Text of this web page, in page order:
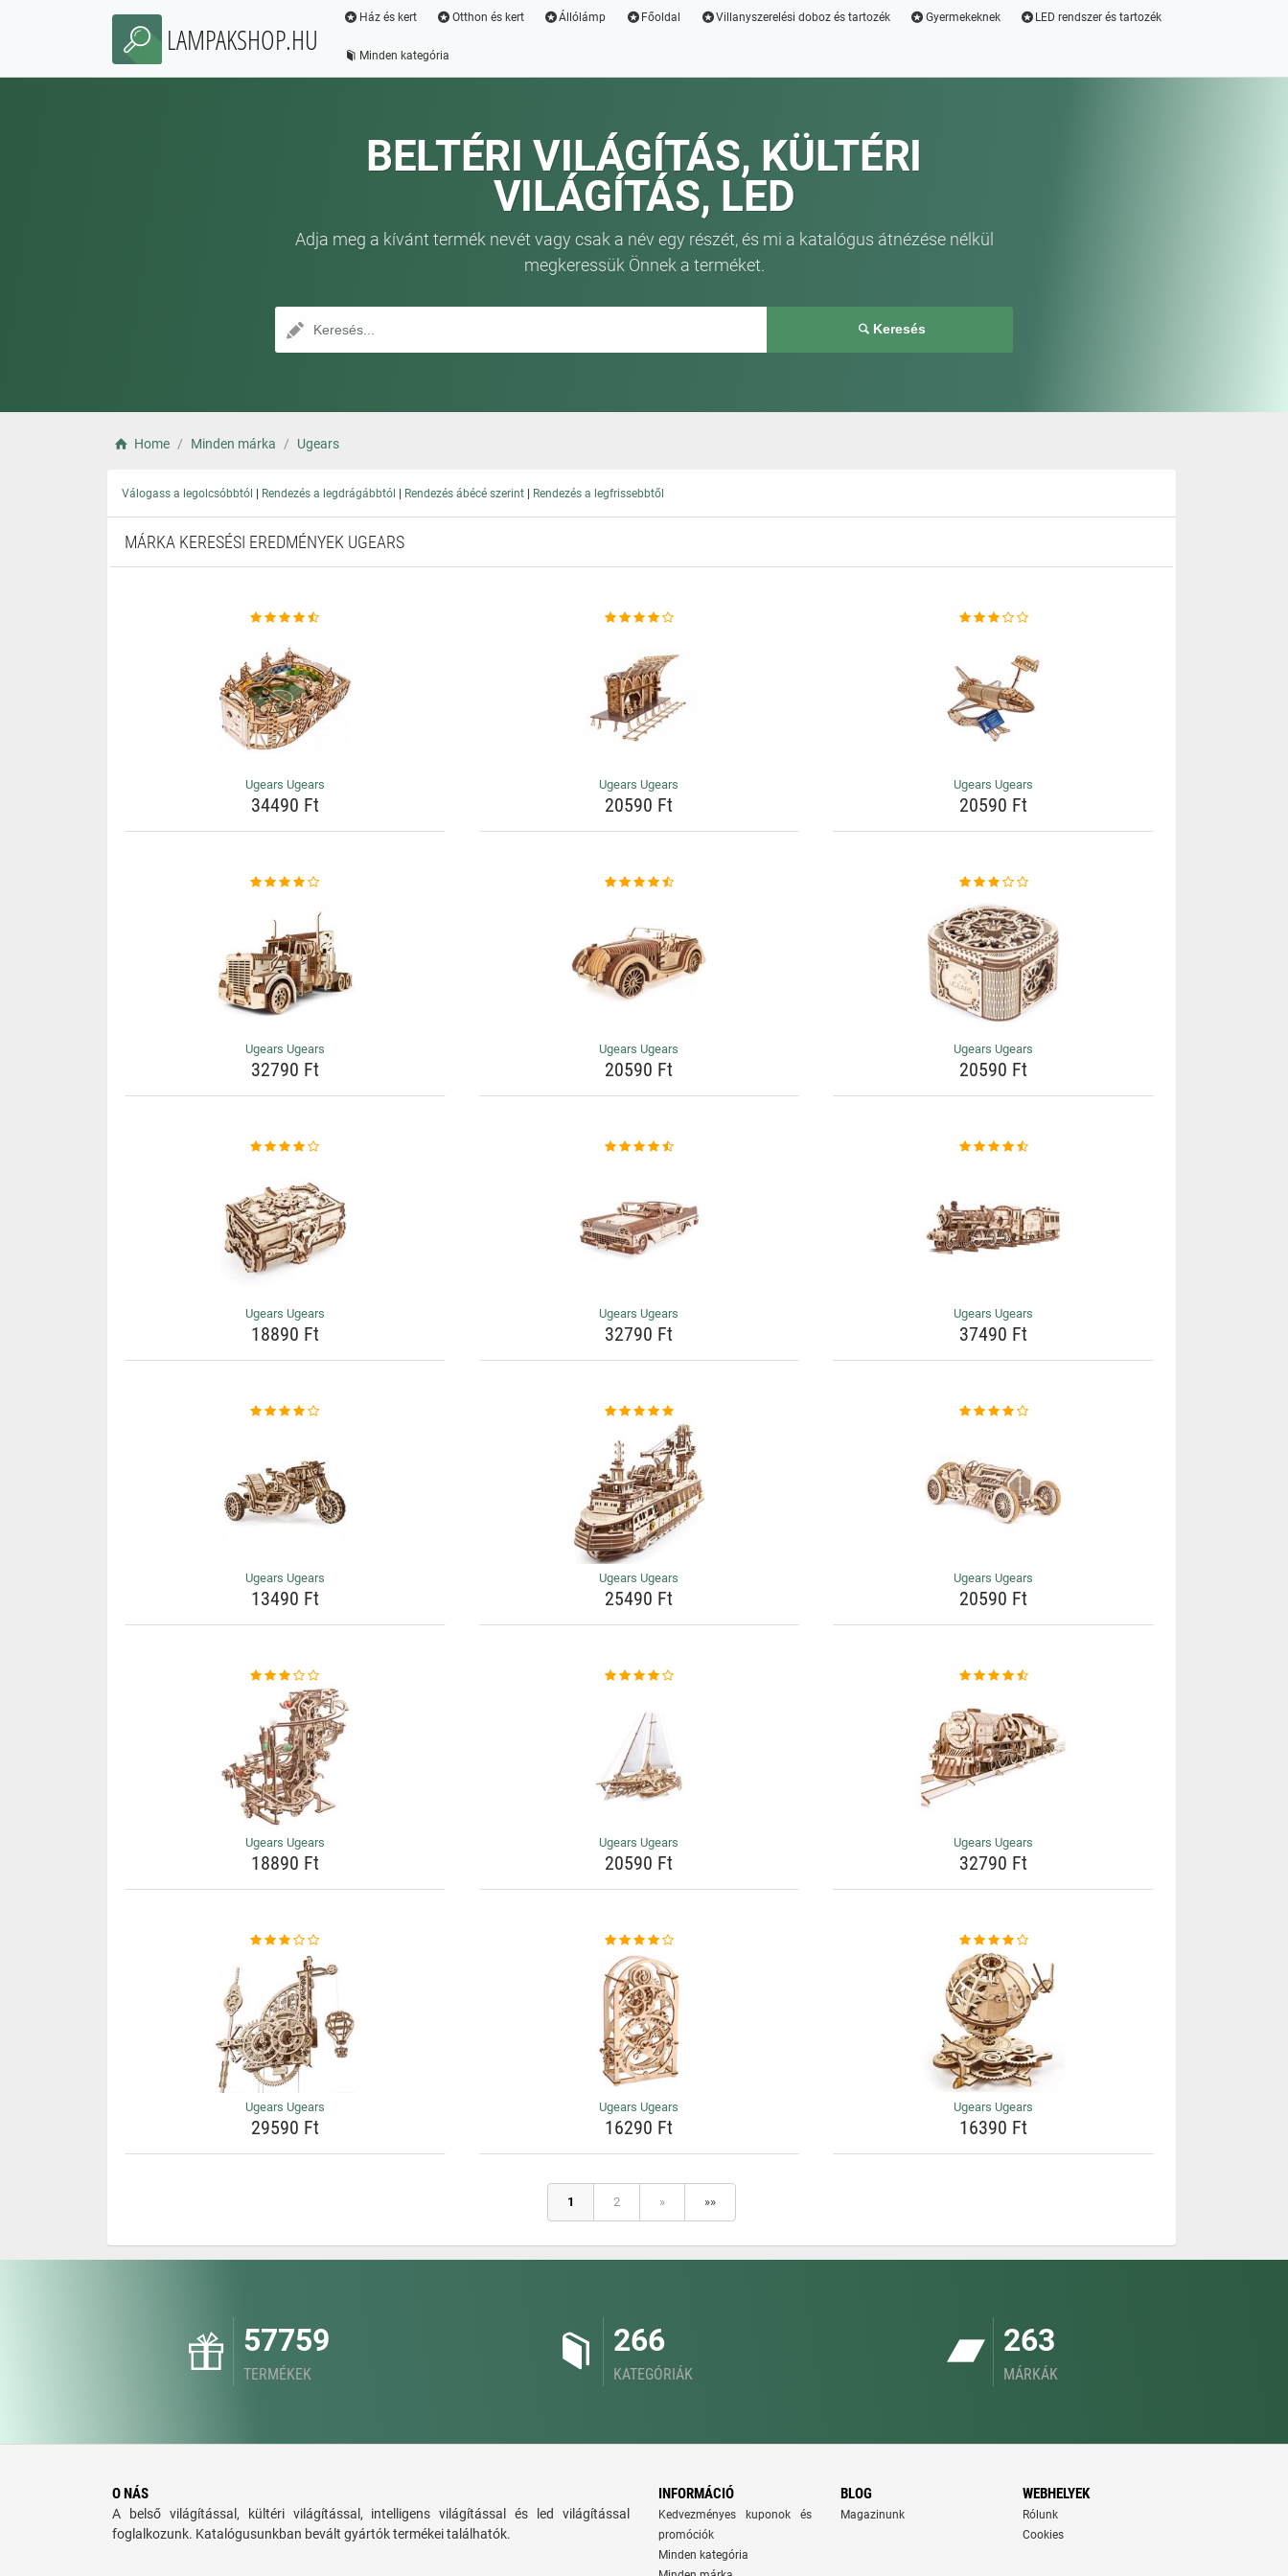
LAMPAKSHOP.HU
Ház és kert Otthon és kert Állólámp Főoldal Villanyszerelési doboz és tartozék Gyermekeknek LED rendszer és tartozék
Minden kategória
BELTÉRI VILÁGÍTÁS, KÜLTÉRI
VILÁGÍTÁS, LED
Adja meg a kívánt termék nevét vagy csak a név egy részét, és mi a katalógus átnézése nélkül
megkeressük Önnek a terméket.
Keresés
Home Minden márka Ugears
Válogass a legolcsóbbtól | Rendezés a legdrágábbtól | Rendezés ábécé szerint | Rendezés a legfrissebbtől
MÁRKA KERESÉSI EREDMÉNYEK UGEARS
Ugears Ugears
34490 Ft
Ugears Ugears
20590 Ft
Ugears Ugears
20590 Ft
Ugears Ugears
32790 Ft
Ugears Ugears
20590 Ft
Ugears Ugears
20590 Ft
Ugears Ugears
18890 Ft
Ugears Ugears
32790 Ft
Ugears Ugears
37490 Ft
Ugears Ugears
13490 Ft
Ugears Ugears
25490 Ft
Ugears Ugears
20590 Ft
Ugears Ugears
18890 Ft
Ugears Ugears
20590 Ft
Ugears Ugears
32790 Ft
Ugears Ugears
29590 Ft
Ugears Ugears
16290 Ft
Ugears Ugears
16390 Ft
1 2 » »»
57759
TERMÉKEK
266
KATEGÓRIÁK
263
MÁRKÁK
O NÁS
A belső világítással, kültéri világítással, intelligens világítással és led világítással
foglalkozunk. Katalógusunkban bevált gyártók termékei találhatók.
INFORMÁCIÓ
Kedvezményes kuponok és
promóciók
Minden kategória
BLOG
Magazinunk
WEBHELYEK
Rólunk
Cookies